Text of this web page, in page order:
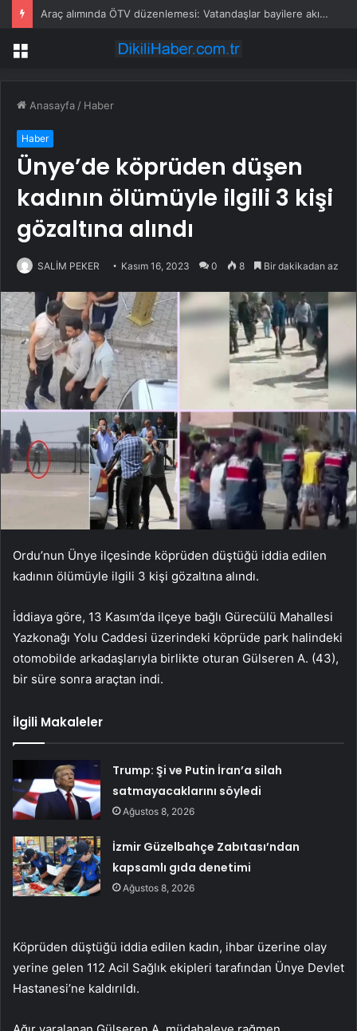
Araç alımında ÖTV düzenlemesi: Vatandaşlar bayilere akın etti
Menü
Anasayfa / Haber
Haber
Ünye’de köprüden düşen
kadının ölümüyle ilgili 3 kişi
gözaltına alındı
SALİM PEKER Kasım 16, 2023 0 8 Bir dakikadan az
Ordu’nun Ünye ilçesinde köprüden düştüğü iddia edilen
kadının ölümüyle ilgili 3 kişi gözaltına alındı.
İddiaya göre, 13 Kasım’da ilçeye bağlı Gürecülü Mahallesi
Yazkonağı Yolu Caddesi üzerindeki köprüde park halindeki
otomobilde arkadaşlarıyla birlikte oturan Gülseren A. (43),
bir süre sonra araçtan indi.
İlgili Makaleler
Trump: Şi ve Putin İran’a silah
satmayacaklarını söyledi
Ağustos 8, 2026
İzmir Güzelbahçe Zabıtası’ndan
kapsamlı gıda denetimi
Ağustos 8, 2026
Köprüden düştüğü iddia edilen kadın, ihbar üzerine olay
yerine gelen 112 Acil Sağlık ekipleri tarafından Ünye Devlet
Hastanesi’ne kaldırıldı.